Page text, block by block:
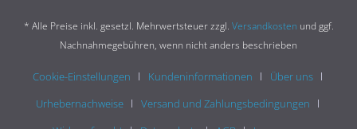
* Alle Preise inkl. gesetzl. Mehrwertsteuer zzgl. Versandkosten und ggf.
Nachnahmegebühren, wenn nicht anders beschrieben
Cookie-Einstellungen Kundeninformationen
Über uns
Urhebernachweise
Versand und Zahlungsbedingungen